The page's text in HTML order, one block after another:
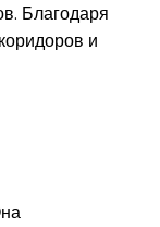
Благодаря
и